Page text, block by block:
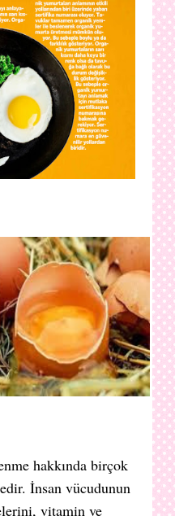
hakkında birçok
İnsan vücudunun
vitamin ve